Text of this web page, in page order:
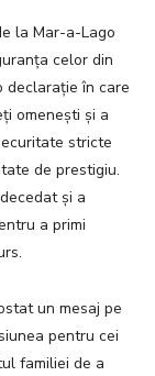
la Mar-a-Lago
celor din
declarație în care
omenești și a
stricte
de prestigiu.
și a
a primi
un mesaj pe
pentru cei
familiei de a